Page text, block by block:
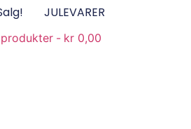
JULEVARER
kr 0,00